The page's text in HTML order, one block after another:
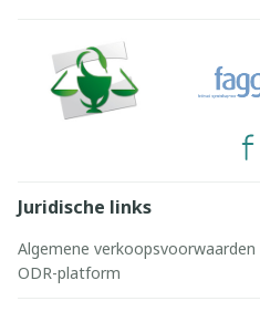
Juridische links
Algemene verkoopsvoorwaarden
ODR-platform